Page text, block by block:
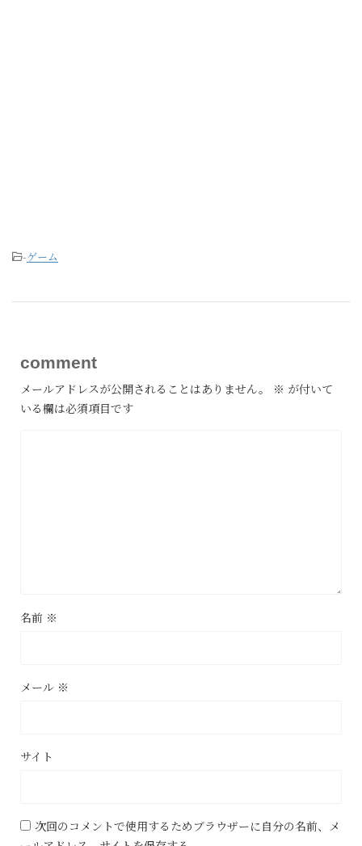
-ゲーム
comment
メールアドレスが公開されることはありません。 ※ が付いて
いる欄は必須項目です
名前 ※
メール ※
サイト
次回のコメントで使用するためブラウザーに自分の名前、メ